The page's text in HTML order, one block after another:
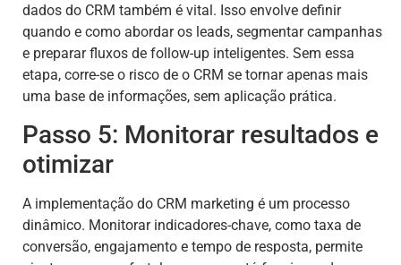
dados do CRM também é vital. Isso envolve definir
quando e como abordar os leads, segmentar campanhas
e preparar fluxos de follow-up inteligentes. Sem essa
etapa, corre-se o risco de o CRM se tornar apenas mais
uma base de informações, sem aplicação prática.
Passo 5: Monitorar resultados e
otimizar
A implementação do CRM marketing é um processo
dinâmico. Monitorar indicadores-chave, como taxa de
conversão, engajamento e tempo de resposta, permite